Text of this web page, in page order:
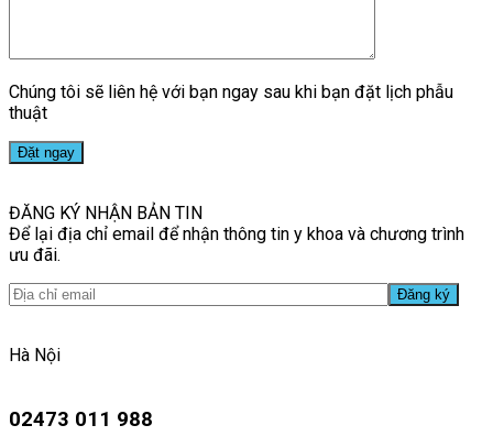
Chúng tôi sẽ liên hệ với bạn ngay sau khi bạn đặt lịch phẫu
thuật
ĐĂNG KÝ NHẬN BẢN TIN
Để lại địa chỉ email để nhận thông tin y khoa và chương trình
ưu đãi.
Hà Nội
02473 011 988